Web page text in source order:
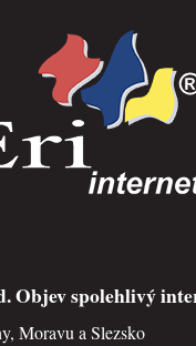
Objev spolehlivý
Moravu a Slezsko